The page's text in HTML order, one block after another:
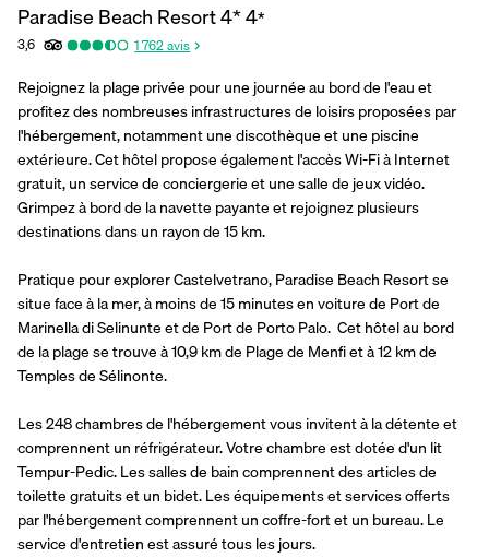
Paradise Beach Resort 4*4*
3,6 1 762avis
Rejoignez la plage privée pour une journée au bord de l'eau et
profitez des nombreuses infrastructures de loisirs proposées par
l'hébergement, notamment une discothèque et une piscine
extérieure. Cet hôtel propose également l'accès Wi-Fi à Internet
gratuit, un service de conciergerie et une salle de jeux vidéo.
Grimpez à bord de la navette payante et rejoignez plusieurs
destinations dans un rayon de 15 km.
Pratique pour explorer Castelvetrano, Paradise Beach Resort se
situe face à la mer, à moins de 15 minutes en voiture de Port de
Marinella di Selinunte et de Port de Porto Palo.  Cet hôtel au bord
de la plage se trouve à 10,9 km de Plage de Menfi et à 12 km de
Temples de Sélinonte.
Les 248 chambres de l'hébergement vous invitent à la détente et
comprennent un réfrigérateur. Votre chambre est dotée d'un lit
Tempur-Pedic. Les salles de bain comprennent des articles de
toilette gratuits et un bidet. Les équipements et services offerts
par l'hébergement comprennent un coffre-fort et un bureau. Le
service d'entretien est assuré tous les jours.